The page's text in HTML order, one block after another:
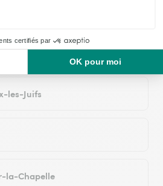
Interflora
les-Juifs
la-Chapelle